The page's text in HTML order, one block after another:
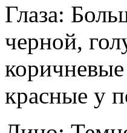
Глаза:
черной,
красные у